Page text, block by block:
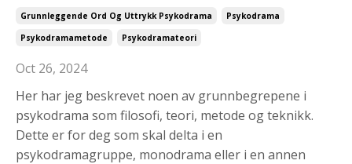
Grunnleggende Ord Og Uttrykk Psykodrama
Psykodrama
Psykodramametode
Psykodramateori
Oct 26, 2024
Her har jeg beskrevet noen av grunnbegrepene i
psykodrama som filosofi, teori, metode og teknikk.
Dette er for deg som skal delta i en
psykodramagruppe, monodrama eller i en annen